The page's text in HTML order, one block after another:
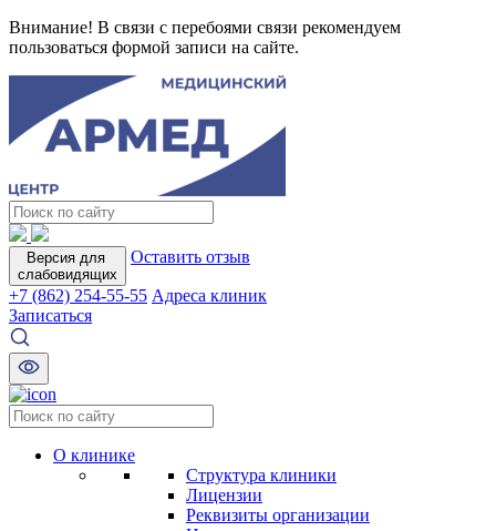
Внимание! В связи с перебоями связи рекомендуем
пользоваться формой записи на сайте.
Версия для
слабовидящих
Оставить отзыв
+7 (862) 254-55-55 Адреса клиник
Записаться
О клинике
Структура клиники
Лицензии
Реквизиты организации